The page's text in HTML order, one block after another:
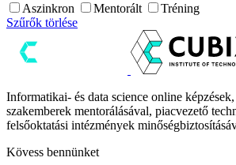
Aszinkron Mentorált
Tréning
Szűrők törlése
Informatikai- és data science online
szakemberek mentorálásával, piacvezető
felsőoktatási intézmények
Kövess bennünket